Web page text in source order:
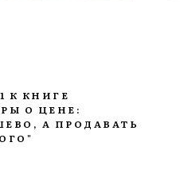
К КНИГЕ
О ЦЕНЕ:
А ПРОДАВАТЬ